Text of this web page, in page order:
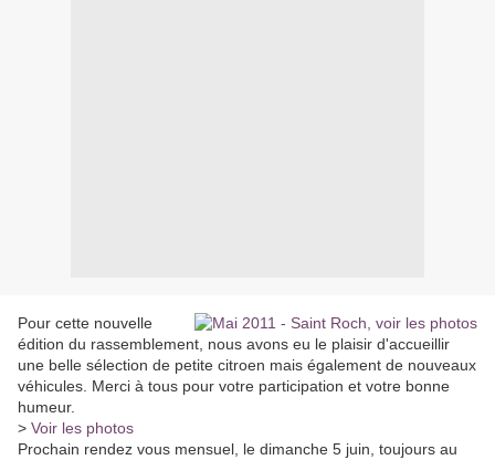
Pour cette nouvelle
édition du rassemblement, nous avons eu le plaisir d'accueillir
une belle sélection de petite citroen mais également de nouveaux
véhicules. Merci à tous pour votre participation et votre bonne
humeur.
> Voir les photos
Prochain rendez vous mensuel, le dimanche 5 juin, toujours au